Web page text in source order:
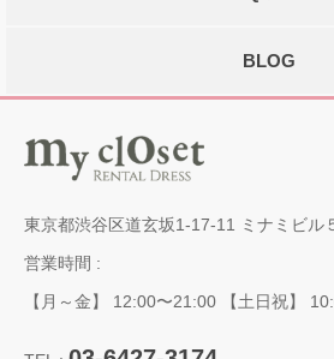
BLOG
東京都渋谷区道玄坂1-17-11 ミナミビル
営業時間 :
【月～金】 12:00〜21:00 【土日祝】